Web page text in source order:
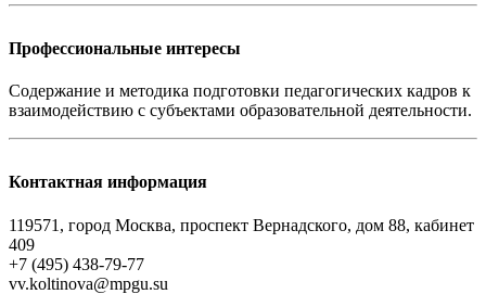
Профессиональные интересы
Содержание и методика подготовки педагогических кадров к
взаимодействию с субъектами образовательной деятельности.
Контактная информация
119571, город Москва, проспект Вернадского, дом 88, кабинет
409
+7 (495) 438-79-77
vv.koltinova@mpgu.su